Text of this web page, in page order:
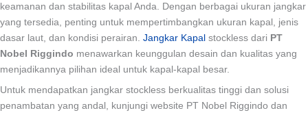
keamanan dan stabilitas kapal Anda. Dengan berbagai ukuran jangkar
yang tersedia, penting untuk mempertimbangkan ukuran kapal, jenis
dasar laut, dan kondisi perairan. Jangkar Kapal stockless dari PT
Nobel Riggindo menawarkan keunggulan desain dan kualitas yang
menjadikannya pilihan ideal untuk kapal-kapal besar.
Untuk mendapatkan jangkar stockless berkualitas tinggi dan solusi
penambatan yang andal, kunjungi website PT Nobel Riggindo dan